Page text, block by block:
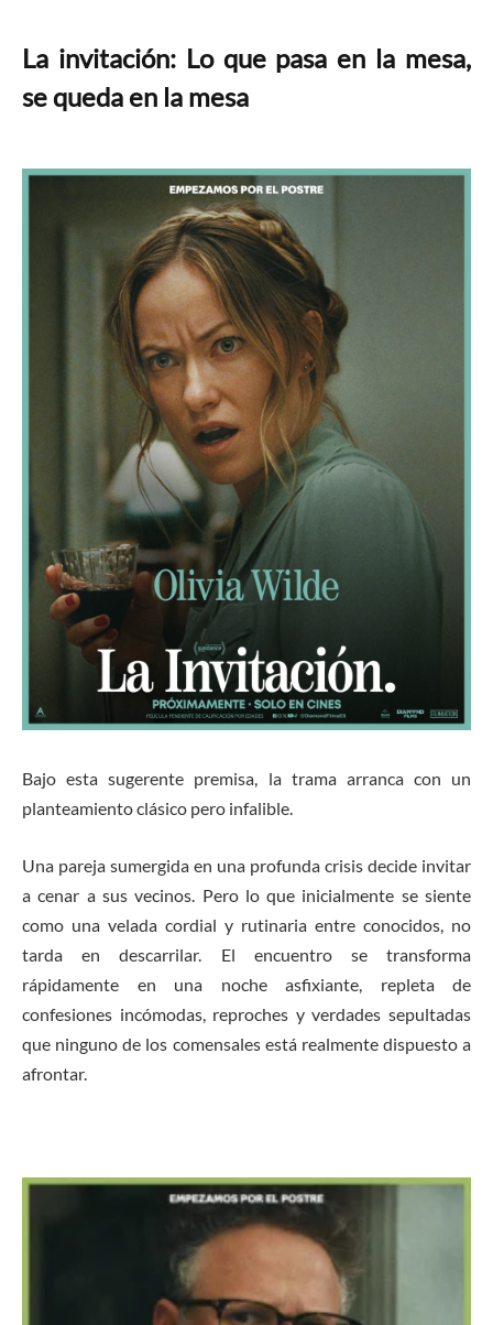
La invitación: ​Lo que pasa en la mesa,
se queda en la mesa
Bajo esta sugerente premisa, la trama arranca con un
planteamiento clásico pero infalible.
Una pareja sumergida en una profunda crisis decide invitar
a cenar a sus vecinos. Pero lo que inicialmente se siente
como una velada cordial y rutinaria entre conocidos, no
tarda en descarrilar. El encuentro se transforma
rápidamente en una noche asfixiante, repleta de
confesiones incómodas, reproches y verdades sepultadas
que ninguno de los comensales está realmente dispuesto a
afrontar.